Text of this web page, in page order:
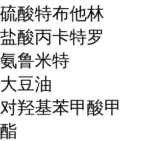
硫酸特布他林
盐酸丙卡特罗
氨鲁米特
大豆油
对羟基苯甲酸甲
酯